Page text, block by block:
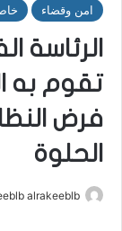
امن وقضاء
الرئاسة
تقوم به
فرض
الحلوة
alrakeeblb